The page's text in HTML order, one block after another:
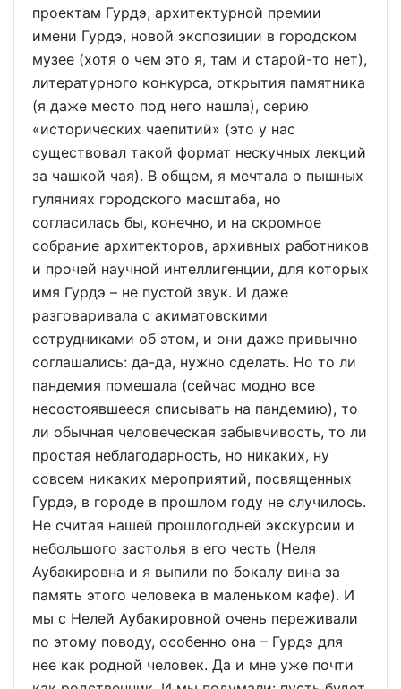
проектам Гурдэ, архитектурной премии
имени Гурдэ, новой экспозиции в городском
музее (хотя о чем это я, там и старой-то нет),
литературного конкурса, открытия памятника
(я даже место под него нашла), серию
«исторических чаепитий» (это у нас
существовал такой формат нескучных лекций
за чашкой чая). В общем, я мечтала о пышных
гуляниях городского масштаба, но
согласилась бы, конечно, и на скромное
собрание архитекторов, архивных работников
и прочей научной интеллигенции, для которых
имя Гурдэ – не пустой звук. И даже
разговаривала с акиматовскими
сотрудниками об этом, и они даже привычно
соглашались: да-да, нужно сделать. Но то ли
пандемия помешала (сейчас модно все
несостоявшееся списывать на пандемию), то
ли обычная человеческая забывчивость, то ли
простая неблагодарность, но никаких, ну
совсем никаких мероприятий, посвященных
Гурдэ, в городе в прошлом году не случилось.
Не считая нашей прошлогодней экскурсии и
небольшого застолья в его честь (Неля
Аубакировна и я выпили по бокалу вина за
память этого человека в маленьком кафе). И
мы с Нелей Аубакировной очень переживали
по этому поводу, особенно она – Гурдэ для
нее как родной человек. Да и мне уже почти